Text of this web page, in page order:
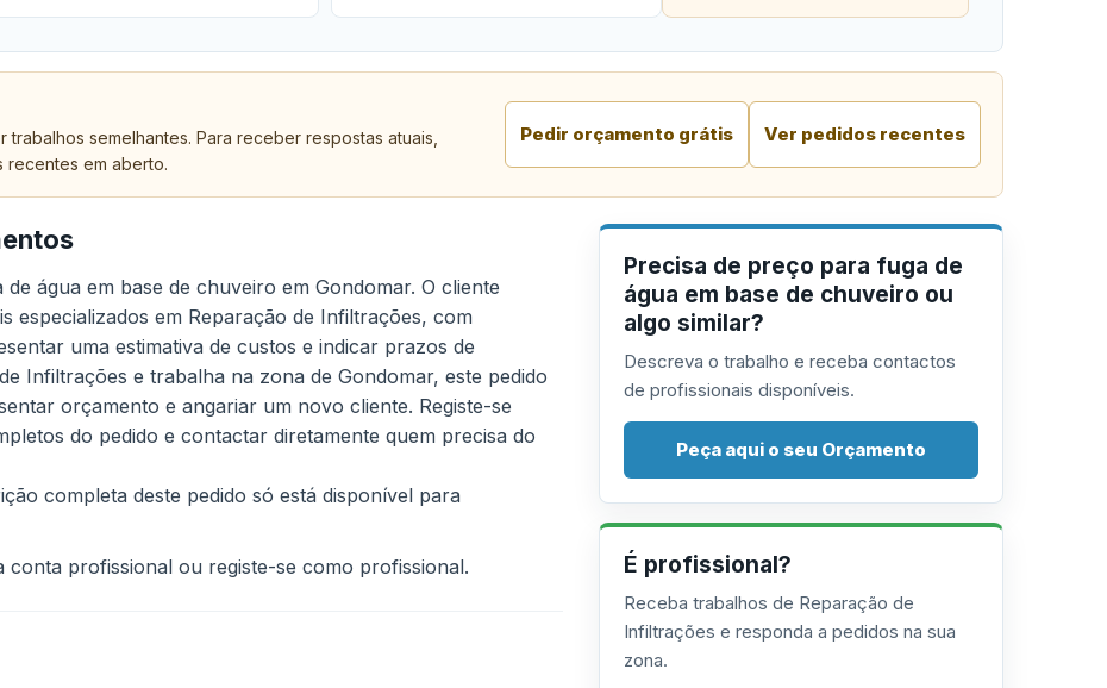
semelhantes. Para receber respostas atuais,
em aberto.
Pedir orçamento grátis Ver pedidos recentes
água em base de chuveiro em Gondomar. O cliente
especializados em Reparação de Infiltrações, com
uma estimativa de custos e indicar prazos de
Infiltrações e trabalha na zona de Gondomar, este pedido
orçamento e angariar um novo cliente. Registe-se
do pedido e contactar diretamente quem precisa do
completa deste pedido só está disponível para
profissional ou registe-se como profissional.
Precisa de preço para fuga de
água em base de chuveiro ou
algo similar?
Descreva o trabalho e receba contactos
de profissionais disponíveis.
Peça aqui o seu Orçamento
É profissional?
Receba trabalhos de Reparação de
Infiltrações e responda a pedidos na sua
zona.